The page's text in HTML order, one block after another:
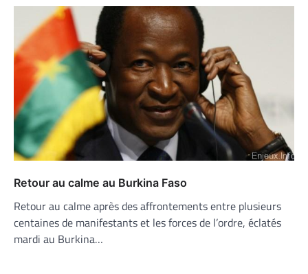
Retour au calme au Burkina Faso
Retour au calme après des affrontements entre plusieurs
centaines de manifestants et les forces de l’ordre, éclatés
mardi au Burkina…